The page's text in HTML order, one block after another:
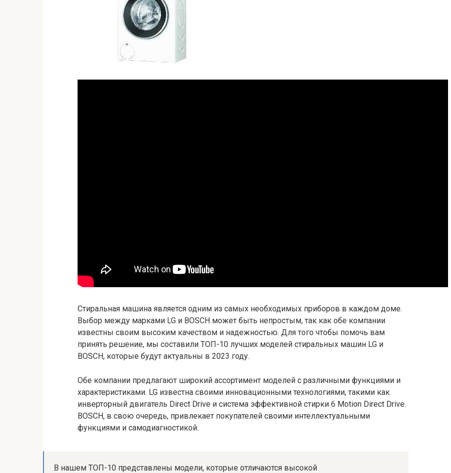
Стиральная машина является одним из самых необходимых приборов в каждом доме.
Выбор между марками LG и BOSCH может быть непростым, так как обе компании
известны своим высоким качеством и надежностью. Для того чтобы помочь вам
принять решение, мы составили ТОП-10 лучших моделей стиральных машин LG и
BOSCH, которые будут актуальны в 2023 году.
Обе компании предлагают широкий ассортимент моделей с различными функциями и
характеристиками. LG известна своими инновационными технологиями, такими как
инверторный двигатель Direct Drive и система эффективной стирки 6 Motion Direct Drive.
BOSCH, в свою очередь, привлекает покупателей своими интеллектуальными
функциями и самодиагностикой.
В нашем ТОП-10 представлены модели, которые отличаются высокой